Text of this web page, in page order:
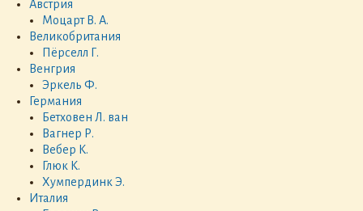
Австрия
Моцарт В. А.
Великобритания
Пёрселл Г.
Венгрия
Эркель Ф.
Германия
Бетховен Л. ван
Вагнер Р.
Вебер К.
Глюк К.
Хумпердинк Э.
Италия